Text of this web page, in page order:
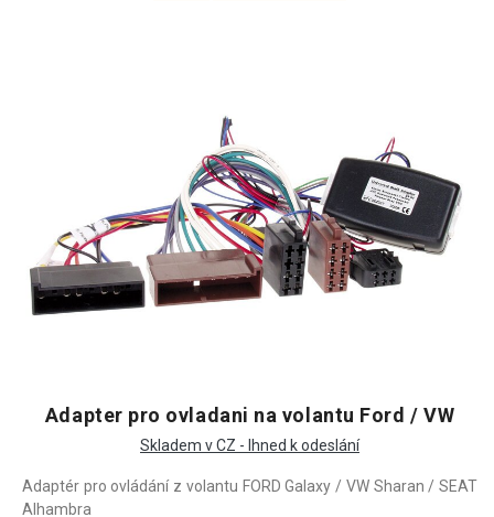
Adapter pro ovladani na volantu Ford / VW
Skladem v CZ - Ihned k odeslání
Adaptér pro ovládání z volantu FORD Galaxy / VW Sharan / SEAT
Alhambra